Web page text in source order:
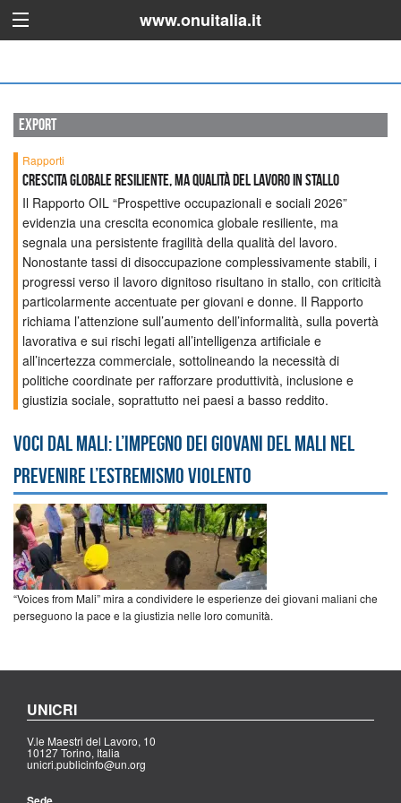
www.onuitalia.it
export
Rapporti
Crescita globale resiliente, ma qualità del lavoro in stallo
Il Rapporto OIL “Prospettive occupazionali e sociali 2026”
evidenzia una crescita economica globale resiliente, ma
segnala una persistente fragilità della qualità del lavoro.
Nonostante tassi di disoccupazione complessivamente stabili, i
progressi verso il lavoro dignitoso risultano in stallo, con criticità
particolarmente accentuate per giovani e donne. Il Rapporto
richiama l’attenzione sull’aumento dell’informalità, sulla povertà
lavorativa e sui rischi legati all’intelligenza artificiale e
all’incertezza commerciale, sottolineando la necessità di
politiche coordinate per rafforzare produttività, inclusione e
giustizia sociale, soprattutto nei paesi a basso reddito.
Voci dal Mali: l’impegno dei giovani del Mali nel
prevenire l’estremismo violento
“Voices from Mali” mira a condividere le esperienze dei giovani maliani che
perseguono la pace e la giustizia nelle loro comunità.
UNICRI
V.le Maestri del Lavoro, 10
10127 Torino, Italia
unicri.publicinfo@un.org